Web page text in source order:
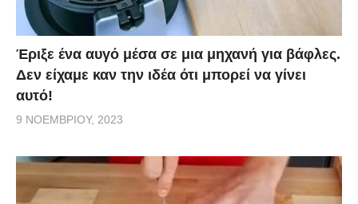
Έριξε ένα αυγό μέσα σε μια μηχανή για βάφλες.
Δεν είχαμε καν την ιδέα ότι μπορεί να γίνει
αυτό!
9 ΝΟΕΜΒΡΊΟΥ, 2023